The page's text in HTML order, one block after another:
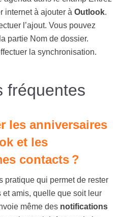
internet à ajouter à Outlook.
l’ajout. Vous pouvez
partie Nom de dossier.
la synchronisation.
fréquentes
les anniversaires
et les
contacts ?
pratique qui permet de rester
amis, quelle que soit leur
même des notifications